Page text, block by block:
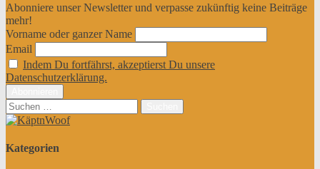
Abonniere unser Newsletter und verpasse zukünftig keine Beiträge
mehr!
Vorname oder ganzer Name
Email
Indem Du fortfährst, akzeptierst Du unsere
Datenschutzerklärung.
Suchen
nach:
Kategorien